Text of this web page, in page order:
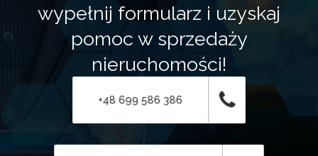
wypełnij formularz i uzyskaj
pomoc w sprzedaży
nieruchomości!
+48 699 586 386